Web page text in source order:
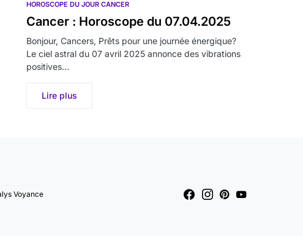
HOROSCOPE DU JOUR CANCER
Cancer : Horoscope du 07.04.2025
Bonjour, Cancers, Prêts pour une journée énergique?
Le ciel astral du 07 avril 2025 annonce des vibrations
positives…
Lire plus
Voyance